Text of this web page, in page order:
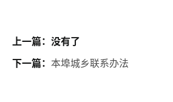
上一篇：没有了
下一篇： 本埠城乡联系办法